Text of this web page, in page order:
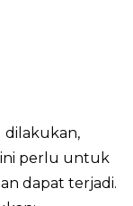
dilakukan,
ini perlu untuk
dapat terjadi.